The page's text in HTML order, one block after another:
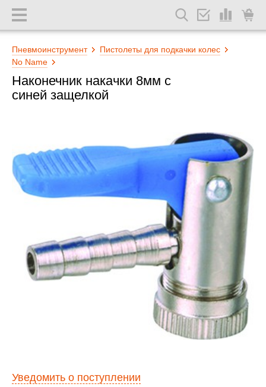
Пневмоинструмент
Пистолеты для подкачки колес
No Name
Наконечник накачки 8мм с
синей защелкой
Уведомить о поступлении